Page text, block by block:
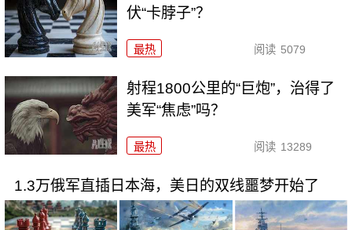
伏“卡脖子”？
最热 阅读 5079
射程1800公里的“巨炮”，治得了
美军“焦虑”吗？
最热 阅读 13289
1.3万俄军直插日本海，美日的双线噩梦开始了